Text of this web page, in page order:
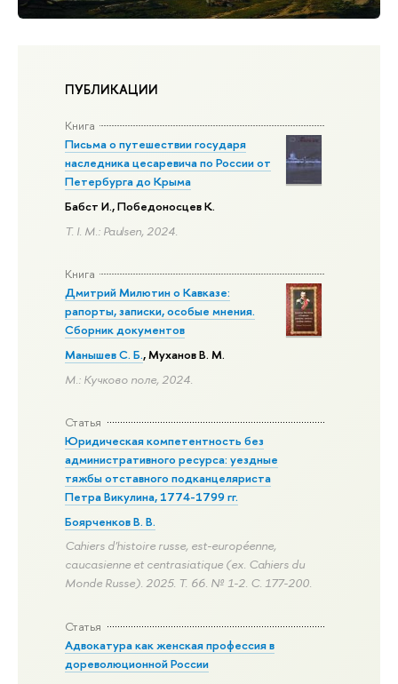
ПУБЛИКАЦИИ
Книга
Письма о путешествии государя
наследника цесаревича по России от
Петербурга до Крыма
Бабст И., Победоносцев К.
Т. I. М.: Paulsen, 2024.
Книга
Дмитрий Милютин о Кавказе:
рапорты, записки, особые мнения.
Сборник документов
Манышев С. Б., Муханов В. М.
М.: Кучково поле, 2024.
Статья
Юридическая компетентность без
административного ресурса: уездные
тяжбы отставного подканцеляриста
Петра Викулина, 1774-1799 гг.
Боярченков В. В.
Cahiers d'histoire russe, est-européenne,
caucasienne et centrasiatique (ex. Cahiers du
Monde Russe). 2025. Т. 66. № 1-2. С. 177-200.
Статья
Адвокатура как женская профессия в
дореволюционной России